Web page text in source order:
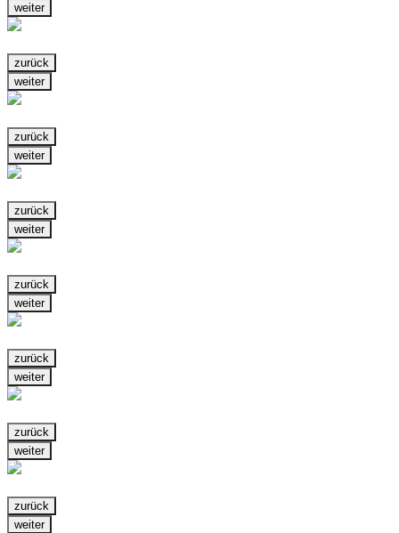
weiter
zurück
weiter
zurück
weiter
zurück
weiter
zurück
weiter
zurück
weiter
zurück
weiter
zurück
weiter